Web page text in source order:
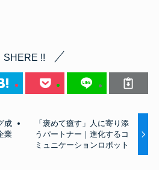
SHERE !!
成
業
「褒めて癒す」人に寄り添
うパートナー｜進化するコ
ミュニケーションロボット